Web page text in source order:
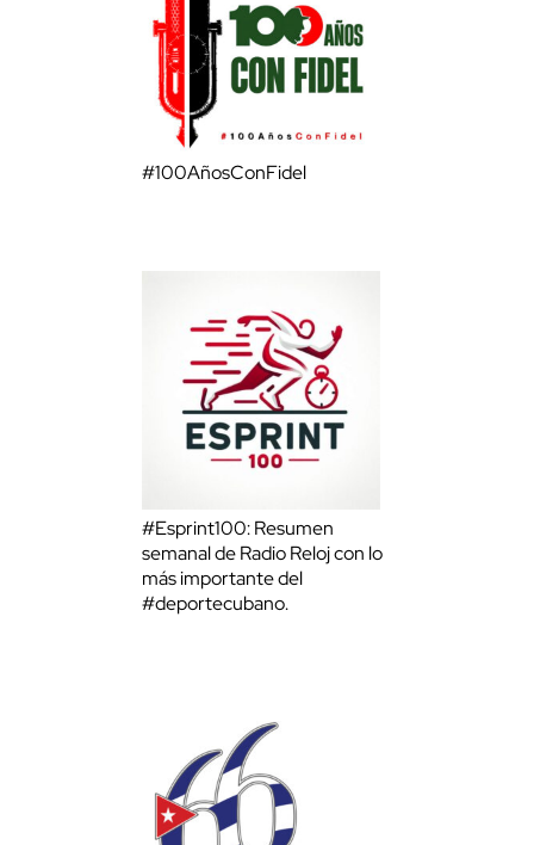
#100AñosConFidel
#Esprint100: Resumen
semanal de Radio Reloj con lo
más importante del
#deportecubano.